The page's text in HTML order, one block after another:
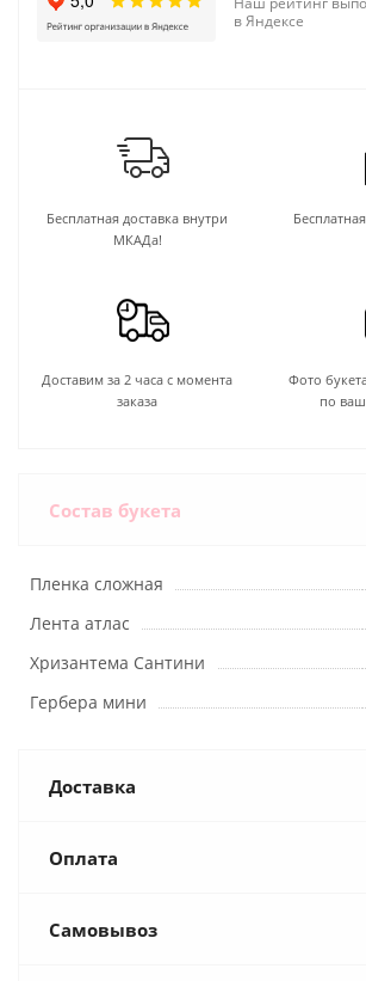
в Яндексе
Бесплатная доставка внутри
МКАДа!
Доставим за 2 часа с момента
заказа
Фото
по
Состав букета
Пленка сложная
Лента атлас
Хризантема Сантини
Гербера мини
Доставка
Оплата
Самовывоз